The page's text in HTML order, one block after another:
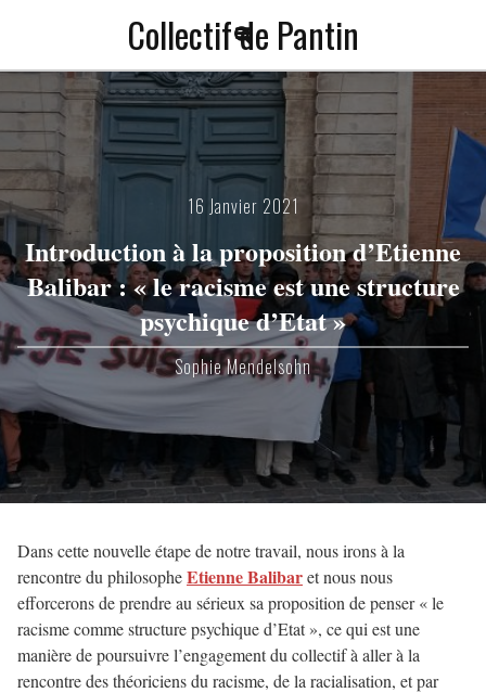
a
Collectif de Pantin
f
16 Janvier 2021
Introduction à la proposition d’Etienne
Balibar : « le racisme est une structure
psychique d’Etat »
Sophie Mendelsohn
Dans cette nouvelle étape de notre travail, nous irons à la
rencontre du philosopheEtienne Balibaret nous nous
efforcerons de prendre au sérieux sa proposition de penser « le
racisme comme structure psychique d’Etat », ce qui est une
manière de poursuivre l’engagement du collectif à aller à la
rencontre des théoriciens du racisme, de la racialisation, et par